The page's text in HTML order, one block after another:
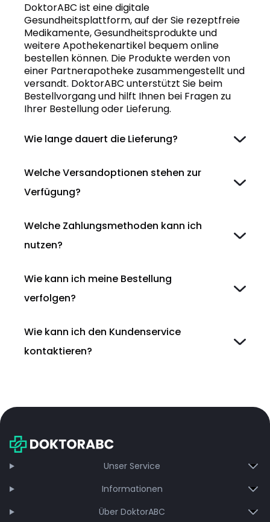
DoktorABC ist eine digitale
Gesundheitsplattform, auf der Sie rezeptfreie
Medikamente, Gesundheitsprodukte und
weitere Apothekenartikel bequem online
bestellen können. Die Produkte werden von
einer Partnerapotheke zusammengestellt und
versandt. DoktorABC unterstützt Sie beim
Bestellvorgang und hilft Ihnen bei Fragen zu
Ihrer Bestellung oder Lieferung.
Wie lange dauert die Lieferung?
Welche Versandoptionen stehen zur
Verfügung?
Welche Zahlungsmethoden kann ich
nutzen?
Wie kann ich meine Bestellung
verfolgen?
Wie kann ich den Kundenservice
kontaktieren?
Unser Service
Informationen
Über DoktorABC